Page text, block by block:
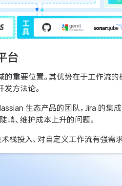
台
的重要位置。其优势在于工作
方法论。
生态产品的团队，Jira 的集
峭、维护成本上升的问题。
栈投入、对自定义工作流有强需求